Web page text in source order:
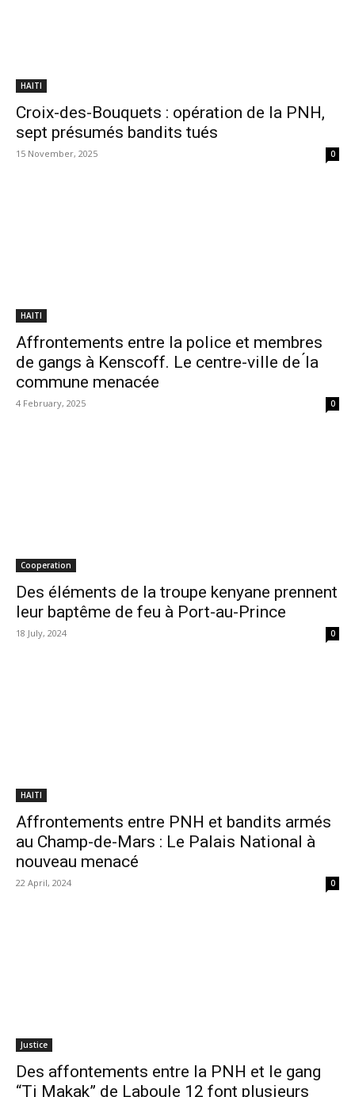
HAITI
Croix-des-Bouquets : opération de la PNH,
sept présumés bandits tués
15 November, 2025 0
HAITI
Affrontements entre la police et membres
de gangs à Kenscoff. Le centre-ville de ́la
commune menacée
4 February, 2025 0
Cooperation
Des éléments de la troupe kenyane prennent
leur baptême de feu à Port-au-Prince
18 July, 2024 0
HAITI
Affrontements entre PNH et bandits armés
au Champ-de-Mars : Le Palais National à
nouveau menacé
22 April, 2024 0
Justice
Des affontements entre la PNH et le gang
“Ti Makak” de Laboule 12 font plusieurs